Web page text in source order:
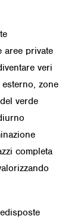
aree private
veri
zone
verde
completa